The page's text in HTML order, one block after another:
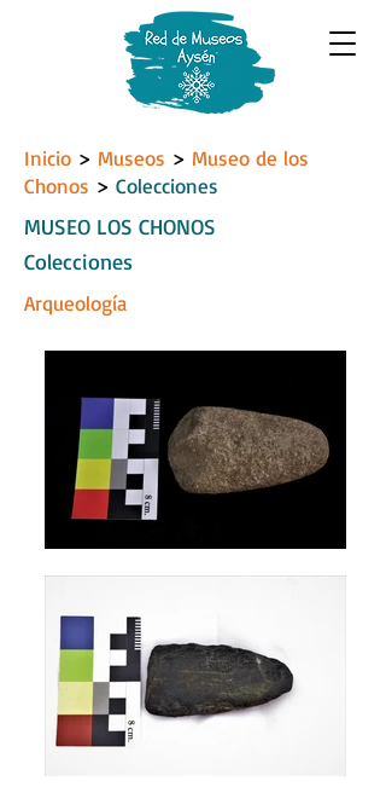
Inicio > Museos > Museo de los
Chonos > Colecciones
MUSEO LOS CHONOS
Colecciones
Arqueología